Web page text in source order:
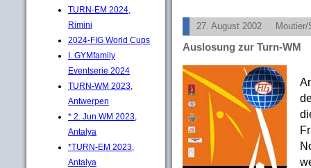
TURN-EM 2024,
Rimini
2024-FIG World Cups
I. GYMfamily
Eventserie 2024
TURN-WM 2023,
Antwerpen
* 2. Jun.WM 2023,
Antalya
*TURN-EM 2023,
Antalya
27. August 2002
Auslosung zur Turn-WM